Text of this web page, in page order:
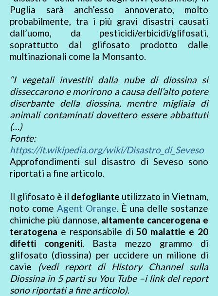
Puglia sarà anch’esso annoverato, molto
probabilmente, tra i più gravi disastri causati
dall’uomo, da pesticidi/erbicidi/glifosati,
soprattutto dal glifosato prodotto dalle
multinazionali come la Monsanto.
“I vegetali investiti dalla nube di diossina si
disseccarono e morirono a causa dell’alto potere
diserbante della diossina, mentre migliaia di
animali contaminati dovettero essere abbattuti
(…)
Fonte:
https://it.wikipedia.org/wiki/Disastro_di_Seveso
Approfondimenti sul disastro di Seveso sono
riportati a fine articolo.
Il glifosato è il defogliante utilizzato in Vietnam,
noto come Agent Orange. È una delle sostanze
chimiche più dannose, altamente cancerogena e
teratogena e responsabile di50 malattie e 20
difetti congeniti. Basta mezzo grammo di
glifosato (diossina) per uccidere un milione di
cavie (vedi report di History Channel sulla
Diossina in 5 parti su You Tube –i link del report
sono riportati a fine articolo).